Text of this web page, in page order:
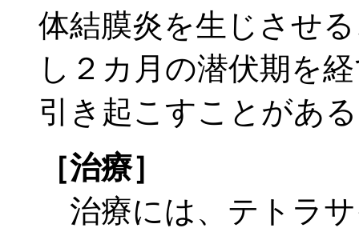
体結膜炎を生じさせ
し２カ月の潜伏期を
引き起こすことがあ
［治療］
治療には、テトラ